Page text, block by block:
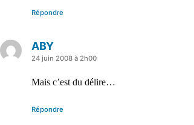
Répondre
ABY
a
dit :
24 juin 2008 à 2h00
Mais c’est du délire…
Répondre